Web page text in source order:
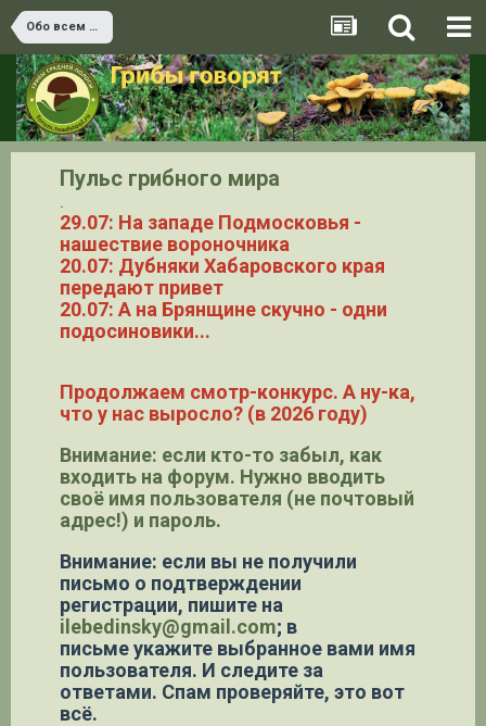
Обо всем остальном
Пульс грибного мира
.
29.07: На западе Подмосковья -
нашествие вороночника
20.07: Дубняки Хабаровского края
передают привет
20.07: А на Брянщине скучно - одни
подосиновики...
Продолжаем смотр-конкурс. А ну-ка,
что у нас выросло? (в 2026 году)
Внимание: если кто-то забыл, как
входить на форум. Нужно вводить
своё имя пользователя (не почтовый
адрес!) и пароль.
Внимание: если вы не получили
письмо о подтверждении
регистрации, пишите на
ilebedinsky@gmail.com; в
письме укажите выбранное вами имя
пользователя. И следите за
ответами. Спам проверяйте, это вот
всё.